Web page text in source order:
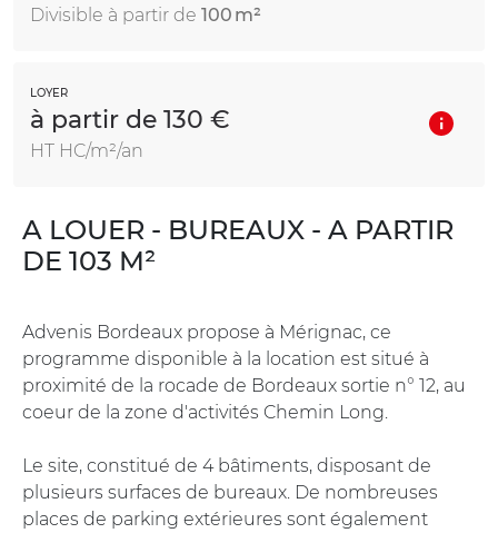
Divisible à partir de 100 m²
LOYER
à partir de 130 €
HT HC/m²/an
A LOUER - BUREAUX - A PARTIR
DE 103 M²
Advenis Bordeaux propose à Mérignac, ce
programme disponible à la location est situé à
proximité de la rocade de Bordeaux sortie n° 12, au
coeur de la zone d'activités Chemin Long.
Le site, constitué de 4 bâtiments, disposant de
plusieurs surfaces de bureaux. De nombreuses
places de parking extérieures sont également